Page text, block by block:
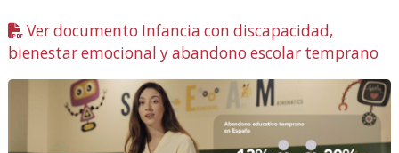
Ver documento Infancia con discapacidad,
bienestar emocional y abandono escolar temprano
en